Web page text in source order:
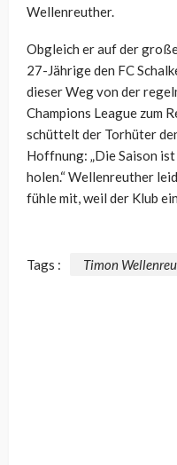
Wellenreuther.
Obgleich er auf der
27-Jährige den FC
dieser Weg von der
Champions League zum
schüttelt der Torhüter
Hoffnung: „Die Saison
holen.“ Wellenreuther
fühle mit, weil der Klub
Tags : Timon